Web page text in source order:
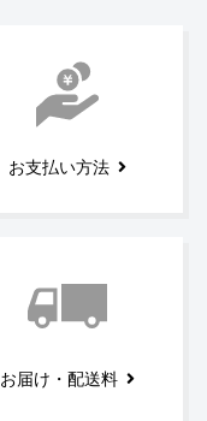
お支払い方法
お届け・配送料